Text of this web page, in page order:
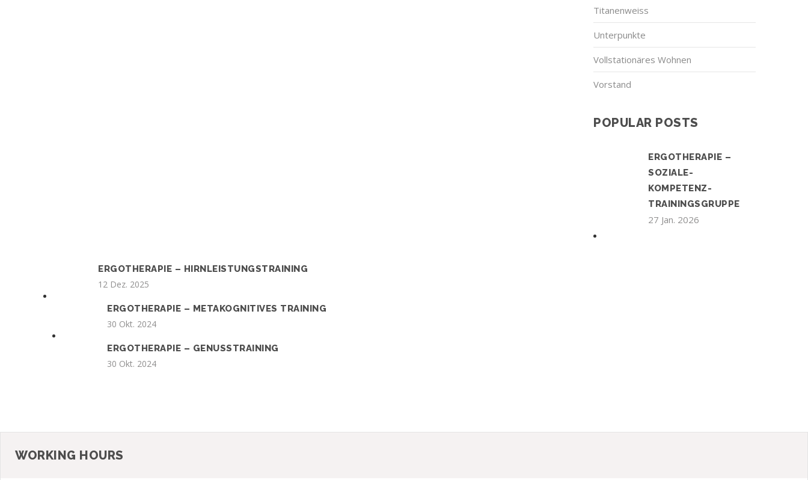
Titanenweiss
Unterpunkte
Vollstationäres Wohnen
Vorstand
POPULAR POSTS
ERGOTHERAPIE –
SOZIALE-
KOMPETENZ-
TRAININGSGRUPPE
27 Jan. 2026
ERGOTHERAPIE – HIRNLEISTUNGSTRAINING
12 Dez. 2025
ERGOTHERAPIE – METAKOGNITIVES TRAINING
30 Okt. 2024
ERGOTHERAPIE – GENUSSTRAINING
30 Okt. 2024
WORKING HOURS